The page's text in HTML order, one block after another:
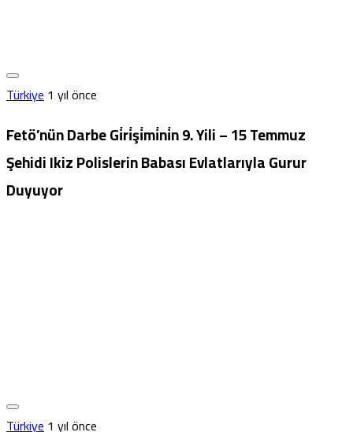
Türkiye1 yıl önce
Fetö’nün Darbe Gi̇ri̇şi̇mi̇ni̇n 9. Yili – 15 Temmuz
Şehidi Ikiz Polislerin Babası Evlatlarıyla Gurur
Duyuyor
Türkiye1 yıl önce